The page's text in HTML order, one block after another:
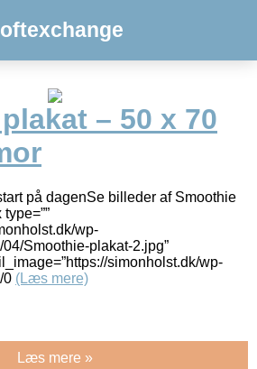
– 50 x 70
på dagenSe billeder af Smoothie
wp-
Smoothie-plakat-2.jpg”
simonholst.dk/wp-
0 (Læs mere)
Læs mere »